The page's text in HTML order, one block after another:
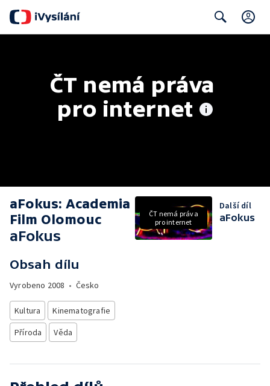
ČT nemá práva
pro internet
aFokus: Academia
Film Olomouc
aFokus
Obsah dílu
Vyrobeno 2008 • Česko
Kultura
Kinematografie
Příroda
Věda
ČT nemá práva
pro internet
Další díl
aFokus